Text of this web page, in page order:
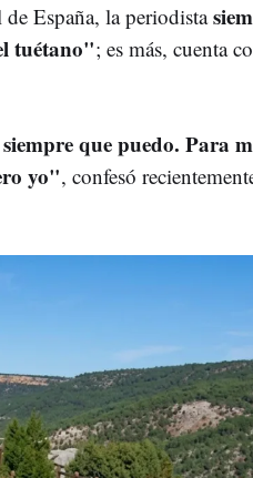
de España, la periodista
tuétano"; es más, cuenta
que puedo. Para
yo", confesó